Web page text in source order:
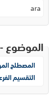
ara
المصطلح
التقسيم